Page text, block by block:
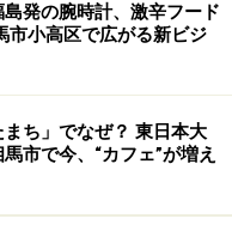
発の腕時計、激辛フード
市小高区で広がる新ビジ
まち」でなぜ？ 東日本大
市で今、“カフェ”が増え